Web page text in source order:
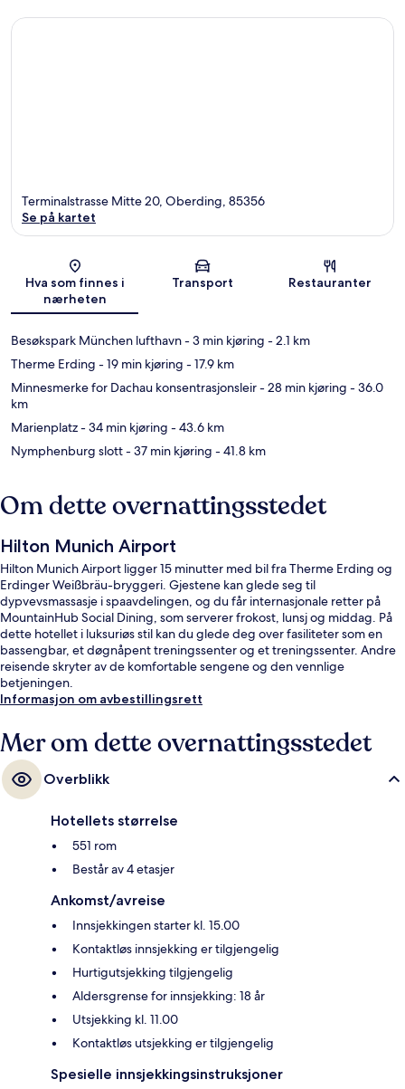
Kart
Terminalstrasse Mitte 20, Oberding, 85356
Se på kartet
Hva som finnes i
nærheten
Transport Restauranter
Besøkspark München lufthavn- 3 min kjøring - 2.1 km
Therme Erding - 19 min kjøring - 17.9 km
Minnesmerke for Dachau konsentrasjonsleir- 28 min kjøring - 36.0
km
Marienplatz- 34 min kjøring - 43.6 km
Nymphenburg slott- 37 min kjøring - 41.8 km
Om dette overnattingsstedet
Hilton Munich Airport
Hilton Munich Airport ligger 15 minutter med bil fra Therme Erding og
Erdinger Weißbräu-bryggeri. Gjestene kan glede seg til
dypvevsmassasje i spaavdelingen, og du får internasjonale retter på
MountainHub Social Dining, som serverer frokost, lunsj og middag. På
dette hotellet i luksuriøs stil kan du glede deg over fasiliteter som en
bassengbar, et døgnåpent treningssenter og et treningssenter. Andre
reisende skryter av de komfortable sengene og den vennlige
betjeningen.
Informasjon om avbestillingsrett
Mer om dette overnattingsstedet
Overblikk
Hotellets størrelse
551 rom
Består av 4 etasjer
Ankomst/avreise
Innsjekkingen starter kl. 15.00
Kontaktløs innsjekking er tilgjengelig
Hurtigutsjekking tilgjengelig
Aldersgrense for innsjekking: 18 år
Utsjekking kl. 11.00
Kontaktløs utsjekking er tilgjengelig
Spesielle innsjekkingsinstruksjoner